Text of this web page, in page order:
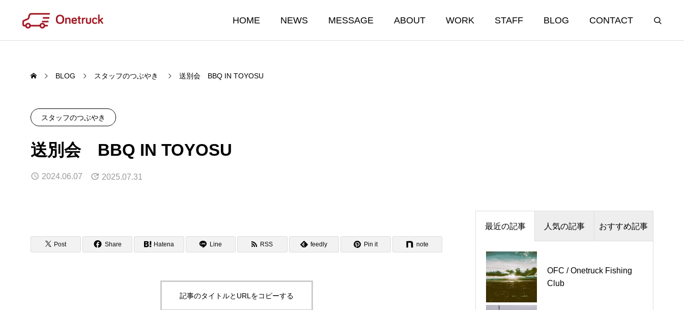
HOME NEWS MESSAGE ABOUT WORK STAFF BLOG CONTACT
WORK QUALITY
Engagement 信頼関係
OFC / Onetruck Fishing Club
BLOG スタッフのつぶやき 送別会 BBQ IN TOYOSU
スタッフのつぶやき
送別会 BBQ IN TOYOSU
2024.06.07 2025.07.31
Post Share Hatena Line RSS feedly Pin it note
記事のタイトルとURLをコピーする
最近の記事 人気の記事 おすすめ記事
OFC / Onetruck Fishing
Club
ワントラックゴルフ部